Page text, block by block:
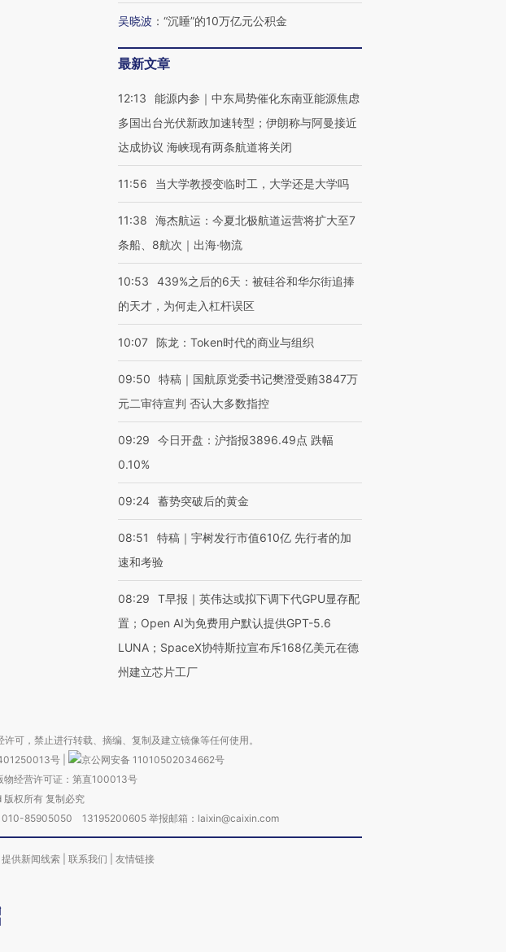
吴晓波 ： “沉睡”的10万亿元公积金
最新文章
12:13
能源内参｜中东局势催化东南亚能源焦虑
多国出台光伏新政加速转型；伊朗称与阿曼接近
达成协议 海峡现有两条航道将关闭
11:56 当大学教授变临时工，大学还是大学吗
11:38
海杰航运：今夏北极航道运营将扩大至7
条船、8航次｜出海·物流
10:53
439%之后的6天：被硅谷和华尔街追捧
的天才，为何走入杠杆误区
10:07 陈龙：Token时代的商业与组织
09:50
特稿｜国航原党委书记樊澄受贿3847万
元二审待宣判 否认大多数指控
09:29
今日开盘：沪指报3896.49点 跌幅
0.10%
09:24 蓄势突破后的黄金
08:51
特稿｜宇树发行市值610亿 先行者的加
速和考验
08:29
T早报｜英伟达或拟下调下代GPU显存配
置；Open AI为免费用户默认提供GPT-5.6
LUNA；SpaceX协特斯拉宣布斥168亿美元在德
州建立芯片工厂
可，禁止进行转载、摘编、复制及建立镜像等任何使用。
号
京公网安备 11010502034662号
物经营许可证：第直100013号
权所有 复制必究
010-85905050 13195200605 举报邮箱：laixin@caixin.com
提供新闻线索 联系我们 友情链接